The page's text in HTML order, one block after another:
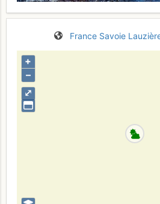
France Savoie
⤢
+
–